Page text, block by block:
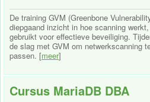
De training GVM (Greenbone
diepgaand inzicht in hoe scanning
gebruikt voor effectieve beveiliging.
de slag met GVM om netwerkscanning
passen. [meer]
Cursus MariaDB DBA